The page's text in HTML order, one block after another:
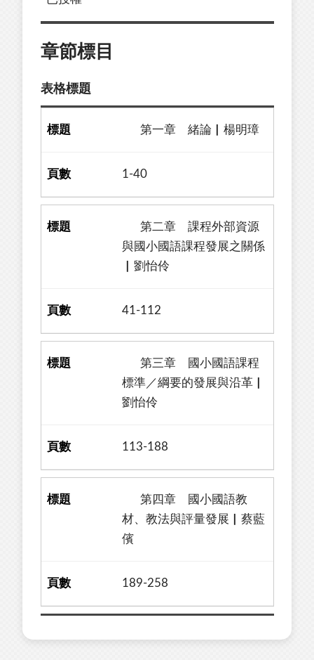
章節標目
表格標題
第一章 緒論▏楊明璋
1-40
第二章 課程外部資源
與國小國語課程發展之關係
▏劉怡伶
41-112
第三章 國小國語課程
標準／綱要的發展與沿革▏
劉怡伶
113-188
第四章 國小國語教
材、教法與評量發展▏蔡藍
儐
189-258